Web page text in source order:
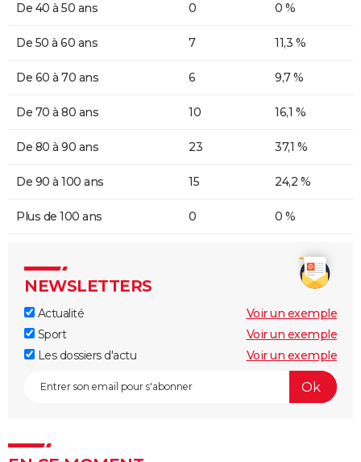
De 40 à 50 ans 0 0 %
De 50 à 60 ans 7 11,3 %
De 60 à 70 ans 6 9,7 %
De 70 à 80 ans 10 16,1 %
De 80 à 90 ans 23 37,1 %
De 90 à 100 ans 15 24,2 %
Plus de 100 ans 0 0 %
NEWSLETTERS
Actualité
Voir un exemple
Sport
Voir un exemple
Les dossiers d'actu
Voir un exemple